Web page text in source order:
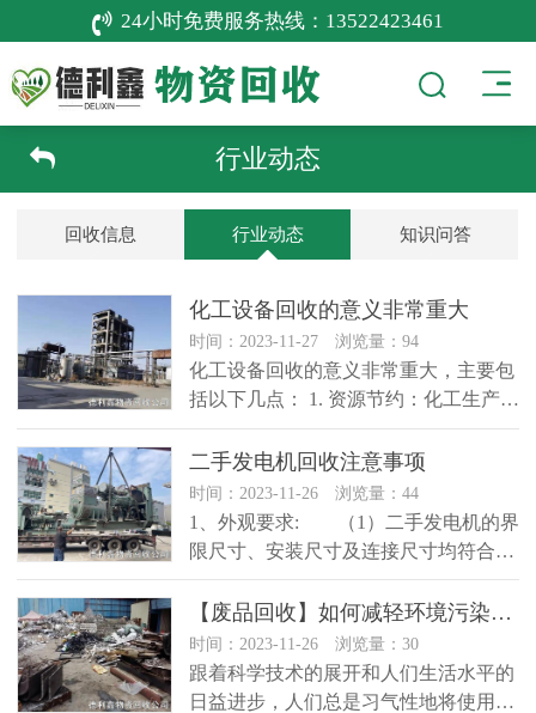
24小时免费服务热线： 13522423461
行业动态
回收信息 行业动态 知识问答
化工设备回收的意义非常重大
时间：2023-11-27 浏览量：94
化工设备回收的意义非常重大，主要包
括以下几点： 1. 资源节约：化工生产过
程中使用的各种设备和材料…
二手发电机回收注意事项
时间：2023-11-26 浏览量：44
1、外观要求: （1）二手发电机的界
限尺寸、安装尺寸及连接尺寸均符合规
定程序批准的厂品图样。 （…
【废品回收】如何减轻环境污染的问题？
时间：2023-11-26 浏览量：30
跟着科学技术的展开和人们生活水平的
日益进步，人们总是习气性地将使用过